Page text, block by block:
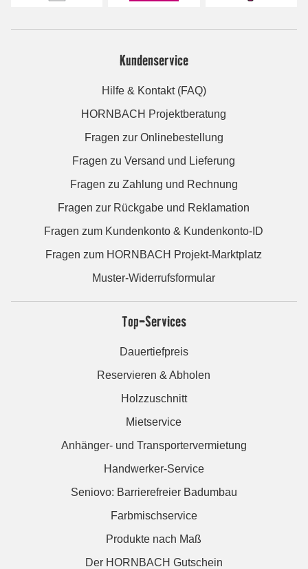
Kundenservice
Hilfe & Kontakt (FAQ)
HORNBACH Projektberatung
Fragen zur Onlinebestellung
Fragen zu Versand und Lieferung
Fragen zu Zahlung und Rechnung
Fragen zur Rückgabe und Reklamation
Fragen zum Kundenkonto & Kundenkonto-ID
Fragen zum HORNBACH Projekt-Marktplatz
Muster-Widerrufsformular
Top-Services
Dauertiefpreis
Reservieren & Abholen
Holzzuschnitt
Mietservice
Anhänger- und Transportervermietung
Handwerker-Service
Seniovo: Barrierefreier Badumbau
Farbmischservice
Produkte nach Maß
Der HORNBACH Gutschein